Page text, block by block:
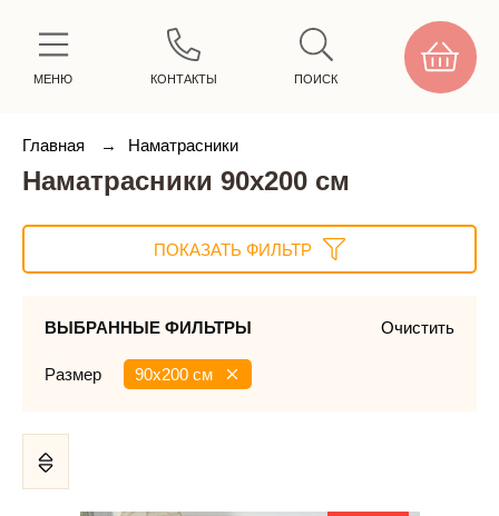
МЕНЮ КОНТАКТЫ ПОИСК
Главная → Наматрасники
Наматрасники 90х200 см
ПОКАЗАТЬ ФИЛЬТР
ВЫБРАННЫЕ ФИЛЬТРЫ Очистить
Размер 90х200 см